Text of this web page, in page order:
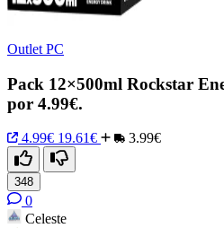
Outlet PC
Pack 12×500ml Rockstar
por 4.99€.
4.99€ 19.61€ 3.99€
348
0
Celeste